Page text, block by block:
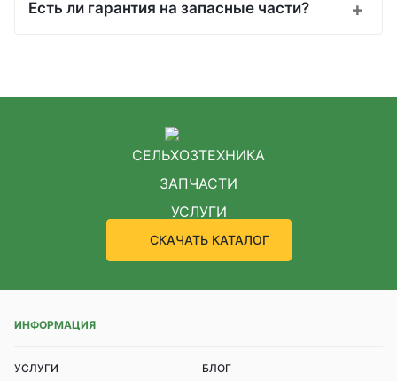
Есть ли гарантия на запасные части?
СЕЛЬХОЗТЕХНИКА
ЗАПЧАСТИ
УСЛУГИ
СКАЧАТЬ КАТАЛОГ
ИНФОРМАЦИЯ
УСЛУГИ БЛОГ